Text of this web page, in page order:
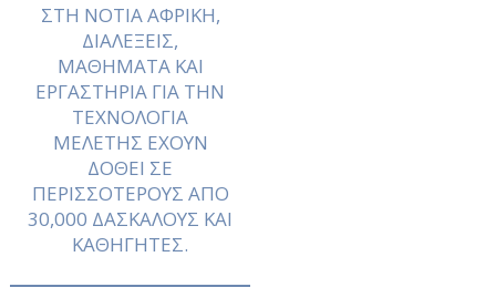
ΣΤΗ ΝΟΤΙΑ ΑΦΡΙΚΗ,
ΔΙΑΛΕΞΕΙΣ,
ΜΑΘΗΜΑΤΑ ΚΑΙ
ΕΡΓΑΣΤΗΡΙΑ ΓΙΑ ΤΗΝ
ΤΕΧΝΟΛΟΓΙΑ
ΜΕΛΕΤΗΣ ΕΧΟΥΝ
ΔΟΘΕΙ ΣΕ
ΠΕΡΙΣΣΟΤΕΡΟΥΣ ΑΠΟ
30,000 ΔΑΣΚΑΛΟΥΣ ΚΑΙ
ΚΑΘΗΓΗΤΕΣ.